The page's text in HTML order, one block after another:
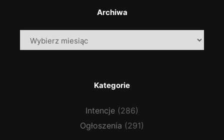
Archiwa
Archiwa
Kategorie
Intencje (286)
Ogłoszenia (291)